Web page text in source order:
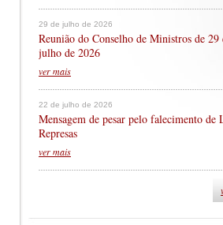
29 de julho de 2026
Reunião do Conselho de Ministros de 29
julho de 2026
ver mais
22 de julho de 2026
Mensagem de pesar pelo falecimento de
Represas
ver mais